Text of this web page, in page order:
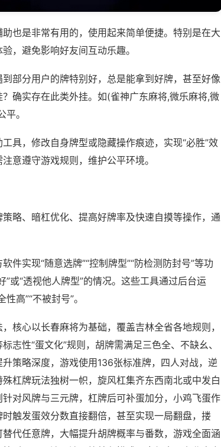
也是非常有用的，使用起来简单便捷。特别是在大
，避免影响好友间互动乐趣。
部分用户的牌特别好，总是能拿到好牌，甚至好像
确实存在此类外挂。如(雀神广东麻将,微乐麻将,微
。
具，修改自身牌型或隐藏操作痕迹，实现“必胜”效
意遵守游戏规则，维护公平环境。
略、暗杠优化、提高好牌率及快速自摸等操作，通
件实现“随意选牌”“控制牌型”“防检测防封号”等功
或“透视他人牌型”的情况。这些工具通过后台运
高”“不被封号”。
核心以长春麻将为基础，覆盖吉林全省各地规则，
志性“蛋文化”规则，胡牌需满足三色全、不缺幺、
策略深度，游戏使用136张标准牌，四人对战，逆
杠牌玩法独树一帜，旋风杠集齐东西南北或中发白
对风牌与三元牌，杠牌后可补蛋加分，小鸡飞蛋作
触发蛋效分数直接翻倍，甚至实现一局翻盘，搂
代任意牌，大幅提升胡牌概率与番数，游戏全面涵